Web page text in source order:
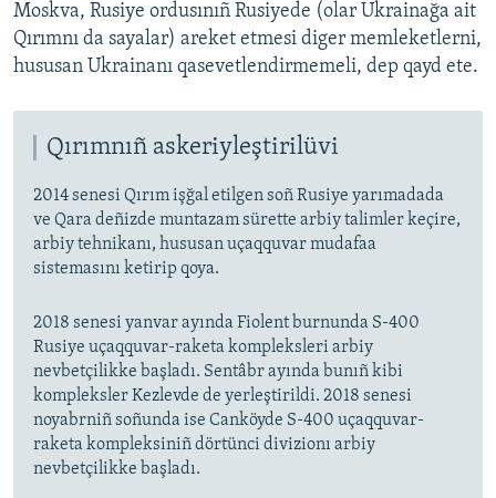
Moskva, Rusiye ordusınıñ Rusiyede (olar Ukrainağa ait
Qırımnı da sayalar) areket etmesi diger memleketlerni,
hususan Ukrainanı qasevetlendirmemeli, dep qayd ete.
Qırımnıñ askeriyleştirilüvi
2014 senesi Qırım işğal etilgen soñ Rusiye yarımadada
ve Qara deñizde muntazam sürette arbiy talimler keçire,
arbiy tehnikanı, hususan uçaqquvar mudafaa
sistemasını ketirip qoya.
2018 senesi yanvar ayında Fiolent burnunda S-400
Rusiye uçaqquvar-raketa kompleksleri arbiy
nevbetçilikke başladı. Sentâbr ayında bunıñ kibi
kompleksler Kezlevde de yerleştirildi. 2018 senesi
noyabrniñ soñunda ise Canköyde S-400 uçaqquvar-
raketa kompleksiniñ dörtünci divizionı arbiy
nevbetçilikke başladı.